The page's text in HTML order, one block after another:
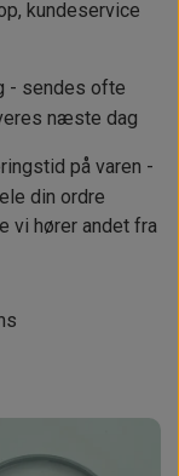
kundeservice
- sendes ofte
næste dag
på varen -
din ordre
vi hører andet fra